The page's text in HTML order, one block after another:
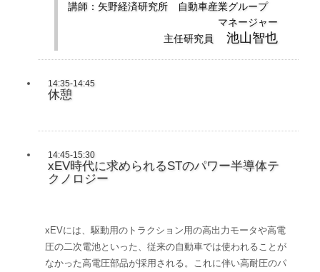
講師：矢野経済研究所 自動車産業グループ
マネージャー
主任研究員
池山智也
14:35-14:45
休憩
14:45-15:30
xEV時代に求められるSTのパワー半導体テ
クノロジー
xEVには、駆動用のトラクション用の高出力モータや高電
圧の二次電池といった、従来の自動車では使われることが
なかった高電圧部品が採用される。これに伴い高耐圧のパ